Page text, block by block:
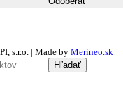
s.r.o. | Made by Merineo.sk
Hľadať